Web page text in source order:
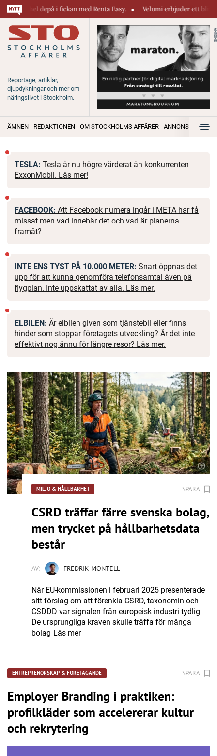
i fickan med Renta Easy. Velumi erbjuder ett blixtsnabbt, pålitligt
Reportage, artiklar,
djupdykningar och mer om
näringslivet i Stockholm.
ANNONS
ÄMNEN REDAKTIONEN OM STOCKHOLMS AFFÄRER ANNONSERA
TESLA: Tesla är nu högre värderat än konkurrenten
ExxonMobil. Läs mer!
FACEBOOK: Att Facebook numera ingår i META har få
missat men vad innebär det och vad är planerna
framåt?
INTE ENS TYST PÅ 10.000 METER: Snart öppnas det
upp för att kunna genomföra telefonsamtal även på
flygplan. Inte uppskattat av alla. Läs mer.
ELBILEN: Är elbilen given som tjänstebil eller finns
hinder som stoppar företagets utveckling? Är det inte
effektivt nog ännu för längre resor? Läs mer.
MILJÖ & HÅLLBARHET SPARA
CSRD träffar färre svenska bolag,
men trycket på hållbarhetsdata
består
AV: FREDRIK MONTELL
När EU-kommissionen i februari 2025 presenterade
sitt förslag om att förenkla CSRD, taxonomin och
CSDDD var signalen från europeisk industri tydlig.
De ursprungliga kraven skulle träffa för många
bolag Läs mer
ENTREPRENÖRSKAP & FÖRETAGANDE SPARA
Employer Branding i praktiken:
profilkläder som accelererar kultur
och rekrytering